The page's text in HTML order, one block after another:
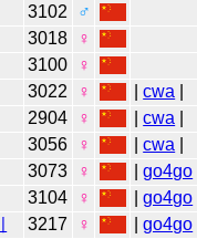
3102
♂
3018
♀
3100
♀
3022 ♀ |cwa
2904 ♀ |cwa
3056 ♀ |cwa
3073 ♀ |go4go
3104 ♀ |go4go
3217 ♀ |go4go